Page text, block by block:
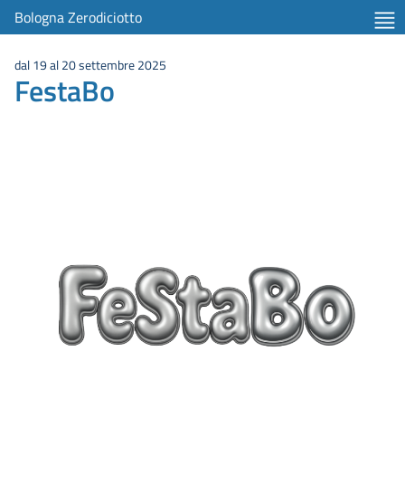
Bologna Zerodiciotto
dal 19 al 20 settembre 2025
FestaBo